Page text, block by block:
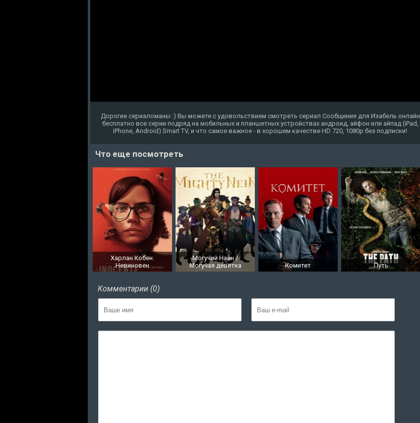
Дорогие сериаломаны :) Вы можете с удовольствием смотреть сериал Сообщения для Изабель онлайн
бесплатно все серии подряд на мобильных и планшетных устройствах андроид, айфон или айпад (iPad,
iPhone, Android) Smart TV, и что самое важное - в хорошем качестве HD 720, 1080p без подписки!
Что еще посмотреть
Харлан Кобен.
Невиновен
Могучий Найн /
Могучая девятка
Комитет Путь
Комментарии (0)